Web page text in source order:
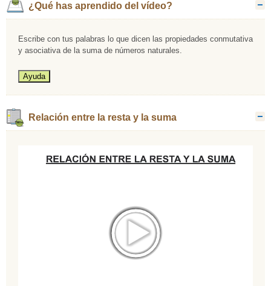
¿Qué has aprendido del vídeo?
Escribe con tus palabras lo que dicen las propiedades conmutativa
y asociativa de la suma de números naturales.
Relación entre la resta y la suma